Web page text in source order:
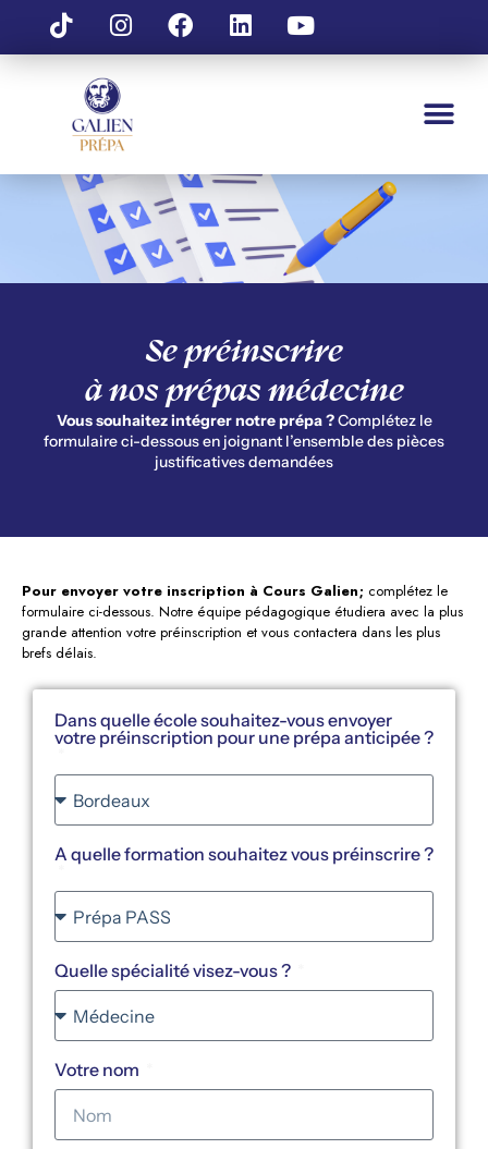
Se préinscrire
à nos prépas médecine
Vous souhaitez intégrer notre prépa ?Complétez le
formulaire ci-dessous en joignant l’ensemble des pièces
justificatives demandées
Pour envoyer votre inscription à Cours Galien; complétez le
formulaire ci-dessous. Notre équipe pédagogique étudiera avec la plus
grande attention votre préinscription et vous contactera dans les plus
brefs délais.
Dans quelle école souhaitez-vous envoyer
votre préinscription pour une prépa anticipée ?
A quelle formation souhaitez vous préinscrire ?
Quelle spécialité visez-vous ?
Votre nom